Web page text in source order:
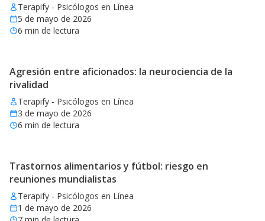
Terapify - Psicólogos en Línea
5 de mayo de 2026
6 min de lectura
Agresión entre aficionados: la neurociencia de la
rivalidad
Terapify - Psicólogos en Línea
3 de mayo de 2026
6 min de lectura
Trastornos alimentarios y fútbol: riesgo en
reuniones mundialistas
Terapify - Psicólogos en Línea
1 de mayo de 2026